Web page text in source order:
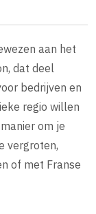
aan het
dat deel
bedrijven en
regio willen
om je
vergroten,
of met Franse